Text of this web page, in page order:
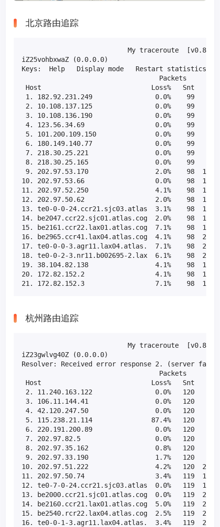
北京路由追踪
                           My traceroute  [v0.85]
iZ25vohbxwaZ (0.0.0.0)
Keys:  Help   Display mode   Restart statistics
Packets
Host                            Loss%   Snt   Last
1. 182.92.231.249                0.0%    99
2. 10.108.137.125                0.0%    99
3. 10.108.136.190                0.0%    99
4. 123.56.34.69                  0.0%    99
5. 101.200.109.150               0.0%    99
6. 180.149.140.77                0.0%    99
7. 218.30.25.221                 0.0%    99
8. 218.30.25.165                 0.0%    99
9. 202.97.53.170                 2.0%    98
10. 202.97.53.66                  0.0%    98
11. 202.97.52.250                 4.1%    98  151.5
12. 202.97.50.62                  2.0%    98  158.0
13. te0-0-0-24.ccr21.sjc03.atlas  3.1%    98
14. be2047.ccr22.sjc01.atlas.cog  2.0%    98
15. be2161.ccr22.lax01.atlas.cog  7.1%    98
16. be2965.ccr41.lax04.atlas.cog  4.1%    98
17. te0-0-0-3.agr11.lax04.atlas.  7.1%    98
18. te0-0-2-3.nr11.b002695-2.lax  6.1%    98
19. 38.104.82.138                 4.1%    98  164.5
20. 172.82.152.2                  4.1%    98  160.1
21. 172.82.152.3                  7.1%    98  163.1
杭州路由追踪
                           My traceroute  [v0.85]
iZ23gwlvg40Z (0.0.0.0)
Resolver: Received error response 2. (server
Packets
Host                            Loss%   Snt   Last
2. 11.240.163.122                0.0%   120
3. 106.11.144.41                 0.0%   120
4. 42.120.247.50                 0.0%   120
5. 115.238.21.114               87.4%   120
6. 220.191.200.89                0.0%   120
7. 202.97.82.5                   0.0%   120
8. 202.97.35.162                 0.8%   120
9. 202.97.33.190                 1.7%   120
10. 202.97.51.222                 4.2%   120
11. 202.97.50.74                  3.4%   119  171.7
12. te0-7-0-24.ccr21.sjc03.atlas  0.0%   119
13. be2000.ccr21.sjc01.atlas.cog  0.0%   119
14. be2160.ccr21.lax01.atlas.cog  5.0%   119
15. be2540.rcr22.lax04.atlas.cog  2.5%   119
16. te0-0-1-3.agr11.lax04.atlas.  3.4%   119